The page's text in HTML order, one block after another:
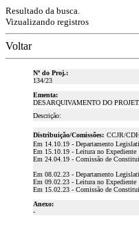
Resultado da busca.
Vizualizando registros
Voltar
Nº do Proj.:
134/23
Ementa:
DESARQUIVAMENTO DO
Descrição:
Distribuição/Comissões: CCJR/
Em 14.10.19 - Departamento
Em 15.10.19 - Leitura no Expediente
Em 24.04.19 - Comissão de
Em 08.02.23 - Departamento
Em 09.02.23 - Leitura no Expediente
Em 15.02.23 - Comissão de
Anexo:
-